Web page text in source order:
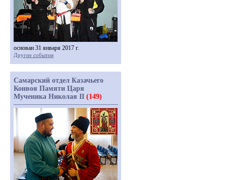
основан 31 января 2017 г.
Другие события
Самарский отдел Казачьего
Конвоя Памяти Царя
Мученика Николая II (149)